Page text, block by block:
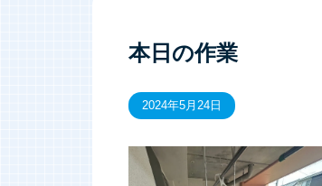
本日の作業
2024年5月24日